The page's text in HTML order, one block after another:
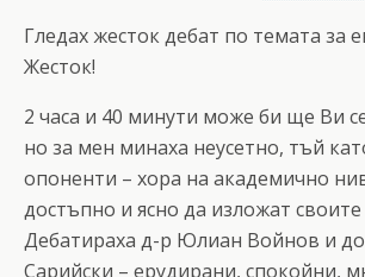
Гледах жесток дебат по темата за
Жесток!
2 часа и 40 минути може би ще Ви
но за мен минаха неусетно, тъй
опоненти – хора на академично
достъпно и ясно да изложат
Дебатираха д-р Юлиан Войнов и
Сарийски – ерудирани, спокойни,